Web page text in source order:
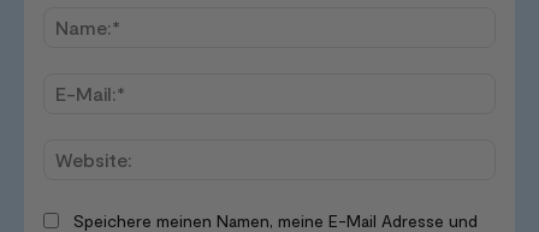
Speichere meinen Namen, meine E-Mail Adresse und